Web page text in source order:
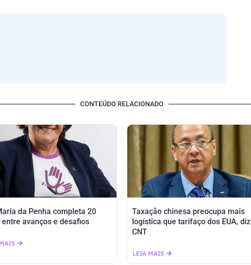
CONTEÚDO RELACIONADO
da Penha completa 20
entre avanços e desafios
Taxação chinesa preocupa mais
logística que tarifaço dos EUA, diz
CNT
LEIA MAIS